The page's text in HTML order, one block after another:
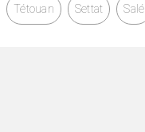
Tétouan Settat Salé